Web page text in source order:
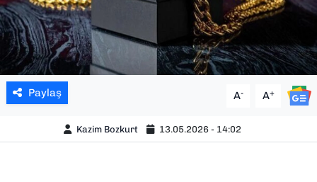
Paylaş A- A+
Kazim Bozkurt 13.05.2026 - 14:02